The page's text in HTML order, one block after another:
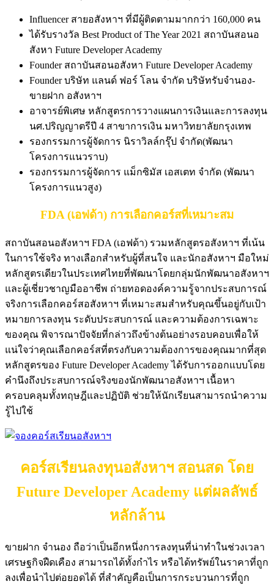
Influencer สายอสังหาฯ ที่มีผู้ติดตามมากกว่า 160,000 คน
ได้รับรางวัล Best Product of The Year 2021 สถาบันสอนอ
สังหา Future Developer Academy
Founder สถาบันสอนอสังหา Future Developer Academy
Founder บริษัท แลนด์ ฟอร์ โลน จำกัด บริษัทรับจำนอง-
ขายฝาก อสังหาฯ
อาจารย์พิเศษ หลักสูตรการวางแผนการเงินและการลงทุน
นศ.ปริญญาตรีปี 4 สาขาการเงิน มหาวิทยาลัยกรุงเทพ
รองกรรมการผู้จัดการ นิราวิลล์กรุ๊ป จำกัด(พัฒนา
โครงการแนวราบ)
รองกรรมการผู้จัดการ แม็กซิมัส เอสเตท จำกัด (พัฒนา
โครงการแนวสูง)
FDA (เอฟด้า) การเลือกคอร์สที่เหมาะสม
สถาบันสอนอสังหาฯ FDA (เอฟด้า) รวมหลักสูตรอสังหาฯ ที่เน้น
ในการใช้จริง ทางเลือกสำหรับผู้ที่สนใจ และนักอสังหาฯ มือใหม่
หลักสูตรเดียวในประเทศไทยที่พัฒนาโดยกลุ่มนักพัฒนาอสังหาฯ
และผู้เชี่ยวชาญมืออาชีพ ถ่ายทอดองค์ความรู้จากประสบการณ์
จริงการเลือกคอร์สอสังหาฯ ที่เหมาะสมสำหรับคุณขึ้นอยู่กับเป้า
หมายการลงทุน ระดับประสบการณ์ และความต้องการเฉพาะ
ของคุณ พิจารณาปัจจัยที่กล่าวถึงข้างต้นอย่างรอบคอบเพื่อให้
แน่ใจว่าคุณเลือกคอร์สที่ตรงกับความต้องการของคุณมากที่สุด
หลักสูตรของ Future Developer Academy ได้รับการออกแบบโดย
คำนึงถึงประสบการณ์จริงของนักพัฒนาอสังหาฯ เนื้อหา
ครอบคลุมทั้งทฤษฎีและปฏิบัติ ช่วยให้นักเรียนสามารถนำความ
รู้ไปใช้
คอร์สเรียนลงทุนอสังหาฯ สอนสด โดย
Future Developer Academy แต่ผลลัพธ์
หลักล้าน
ขายฝาก จำนอง ถือว่าเป็นอีกหนึ่งการลงทุนที่น่าทำในช่วงเวลา
เศรษฐกิจฝืดเคือง สามารถได้ทั้งกำไร หรือได้ทรัพย์ในราคาที่ถูก
ลงเพื่อนำไปต่อยอดได้ ที่สำคัญคือเป็นการกระบวนการที่ถูก